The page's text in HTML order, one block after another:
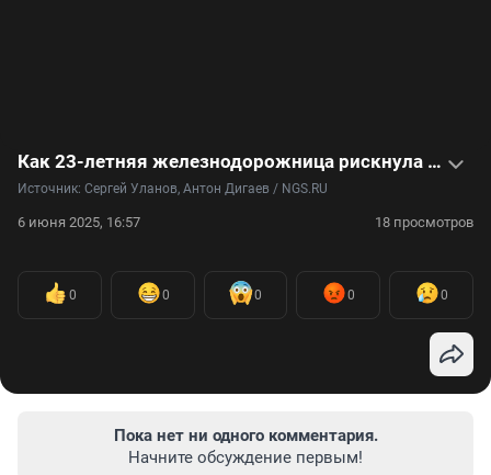
Как 23-летняя железнодорожница рискнула жизнью и бросилась спасать женщину — видео
Источник: Сергей Уланов, Антон Дигаев / NGS.RU
6 июня 2025, 16:57 18 просмотров
0 0 0 0 0
Пока нет ни одного комментария.
Начните обсуждение первым!